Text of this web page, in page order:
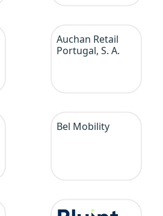
Auchan Retail
Portugal, S. A.
Bel Mobility